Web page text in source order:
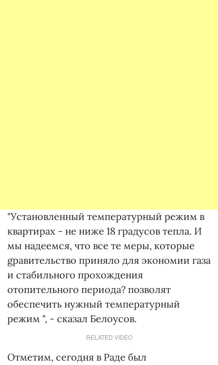
"Установленный температурный режим в
квартирах - не ниже 18 градусов тепла. И
мы надеемся, что все те меры, которые
gравительство приняло для экономии газа
и стабильного прохождения
отопительного периода? позволят
обеспечить нужный температурный
режим ", - сказал Белоусов.
RELATED VIDEO
Отметим, сегодня в Раде был